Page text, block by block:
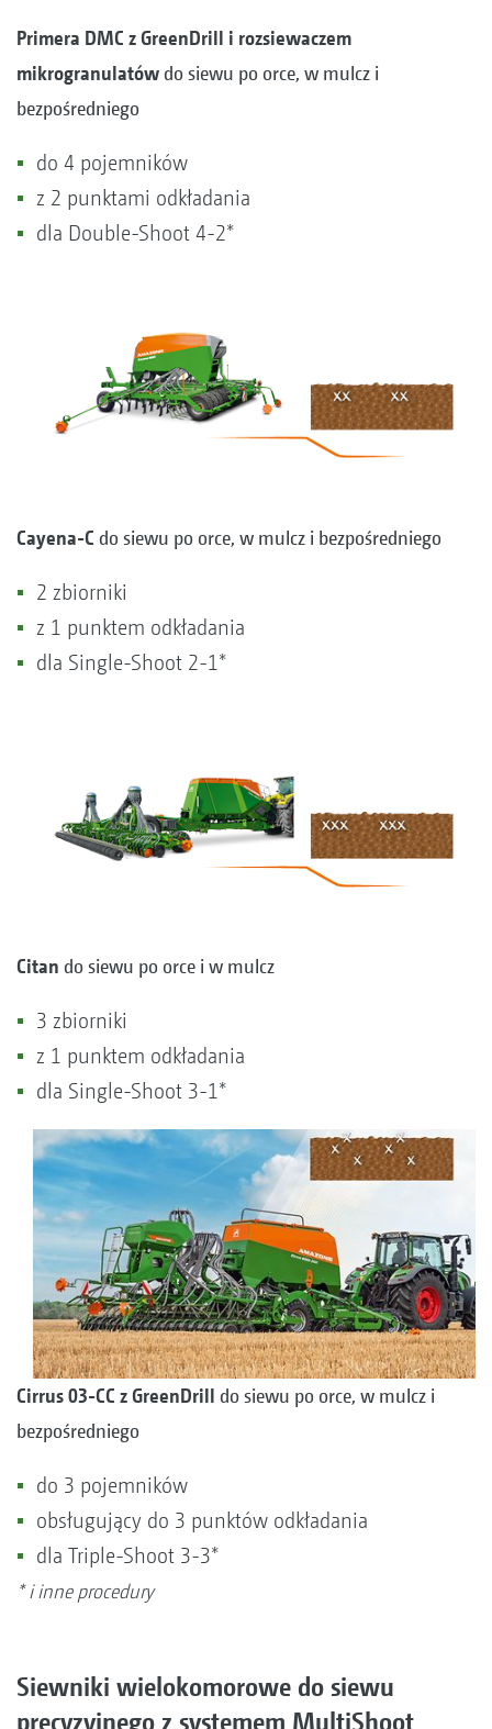
Primera DMC z GreenDrill i rozsiewaczem
mikrogranulatówdo siewu po orce, w mulcz i
bezpośredniego
do 4 pojemników
z 2 punktami odkładania
dla Double-Shoot 4-2*
Cayena-C do siewu po orce, w mulcz i bezpośredniego
2 zbiorniki
z 1 punktem odkładania
dla Single-Shoot 2-1*
Citan do siewu po orce i w mulcz
3 zbiorniki
z 1 punktem odkładania
dla Single-Shoot 3-1*
Cirrus 03-CC z GreenDrill do siewu po orce, w mulcz i
bezpośredniego
do 3 pojemników
obsługujący do 3 punktów odkładania
dla Triple-Shoot 3-3*
* i inne procedury
Siewniki wielokomorowe do siewu
precyzyjnego z systemem MultiShoot